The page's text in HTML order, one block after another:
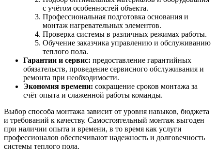
с учётом особенностей объекта.
Профессиональная подготовка основания и
монтаж нагревательных элементов.
Проверка системы в различных режимах работы.
Обучение заказчика управлению и обслуживанию
теплого пола.
Гарантии и сервис: предоставление гарантийных
обязательств, проведение сервисного обслуживания и
ремонта при необходимости.
Экономия времени: сокращение сроков монтажа за
счёт опыта и слаженной работы команды.
Выбор способа монтажа зависит от уровня навыков, бюджета
и требований к качеству. Самостоятельный монтаж выгоден
при наличии опыта и времени, в то время как услуги
профессионалов обеспечивают надежность и долговечность
системы теплого пола.